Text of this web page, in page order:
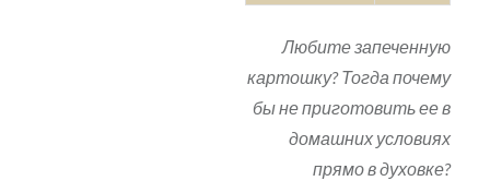
Любите запеченную
картошку? Тогда почему
бы не приготовить ее в
домашних условиях
прямо в духовке?